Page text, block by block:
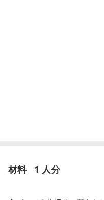
材料 1 人分